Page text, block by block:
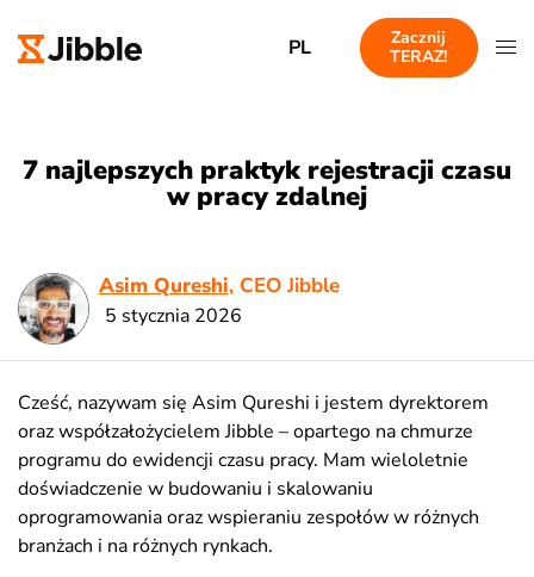
PL
Zacznij
TERAZ!
7 najlepszych praktyk rejestracji czasu
w pracy zdalnej
Asim Qureshi, CEO Jibble
5 stycznia 2026
Cześć, nazywam się Asim Qureshi i jestem dyrektorem
oraz współzałożycielem Jibble – opartego na chmurze
programu do ewidencji czasu pracy. Mam wieloletnie
doświadczenie w budowaniu i skalowaniu
oprogramowania oraz wspieraniu zespołów w różnych
branżach i na różnych rynkach.